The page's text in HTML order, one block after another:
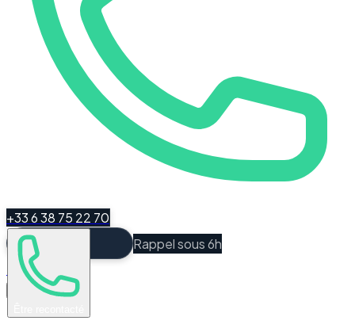
+33 6 38 75 22 70
Rappel sous 6h
Espace Client